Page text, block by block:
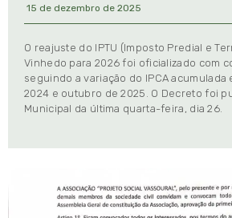
15 de dezembro de 2025
O reajuste do IPTU (Imposto Predial e
Vinhedo para 2026 foi oficializado com
seguindo a variação do IPCA
2024 e outubro de 2025. O Decreto foi
Municipal da última quarta-feira, dia 26.